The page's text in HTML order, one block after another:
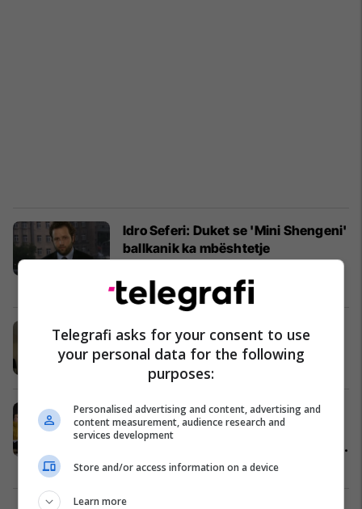
Idro Seferi: Duket se 'Mini Shengeni'
ballkanik ka mbështetje
Ballkan 11/11/2019
Gazetari shqiptar: Aleksandar
Vuçiq shpesh më flet shqip
Serbët e Kosovës frikë nga grupet
kriminale serbe, Trajkoviq: Më e
veri të Mitrovicës
Kosovë 06/12/2018
Telegrafi asks for your consent to use
your personal data for the following
purposes:
Personalised advertising and content, advertising and
content measurement, audience research and
services development
Store and/or access information on a device
Learn more